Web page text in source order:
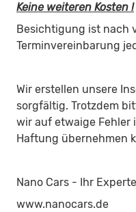
Keine weiteren Kosten !
Besichtigung ist nach
Terminvereinbarung
Wir erstellen unsere
sorgfältig. Trotzdem
wir auf etwaige Fehler
Haftung übernehmen
Nano Cars - Ihr
www.nanocars.de